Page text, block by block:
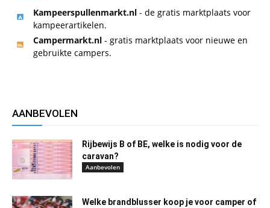
Kampeerspullenmarkt.nl - de gratis marktplaats voor
kampeerartikelen.
Campermarkt.nl - gratis marktplaats voor nieuwe en
gebruikte campers.
AANBEVOLEN
Rijbewijs B of BE, welke is nodig voor de
caravan?
Aanbevolen
Welke brandblusser koop je voor camper of